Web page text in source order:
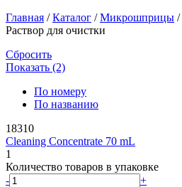
Главная /Каталог /Микрошприцы /
Раствор для очистки
Сбросить
Показать (2)
По номеру
По названию
18310
Cleaning Concentrate 70 mL
1
Количество товаров в упаковке
-
+